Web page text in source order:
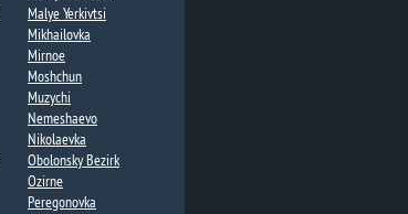
Malye Yerkivtsi​
Mikhailovka
Mirnoe
Moshchun​
Muzychi
Nemeshaevo​
Nikolaevka​
Obolonsky Bezirk
Ozirne
Peregonovka​